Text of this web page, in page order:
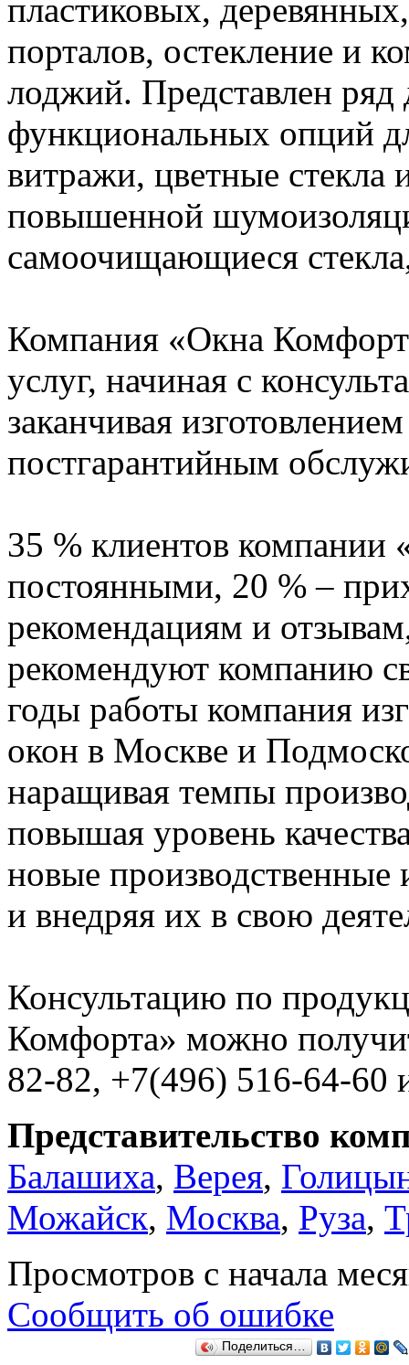
пластиковых,
порталов, остекление и
лоджий. Представлен ряд
функциональных опций
витражи, цветные стекла
повышенной
самоочищающиеся
Компания «Окна
услуг, начиная с
заканчивая
постгарантийным
35 % клиентов компании
постоянными, 20 % –
рекомендациям и
рекомендуют компанию
годы работы компания
окон в Москве и
наращивая темпы
повышая уровень
новые производственные
и внедряя их в свою
Консультацию по
Комфорта» можно
82-82, +7(496) 516-64-60
Представительство
Балашиха, Верея,
Можайск, Москва, Руза,
Просмотров с начала
Сообщить об ошибке
Поделиться…